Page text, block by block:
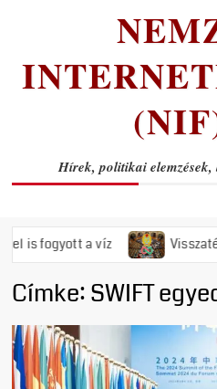
Hírek, politikai
fogyott a víz Visszatért
Címke:SWIFT